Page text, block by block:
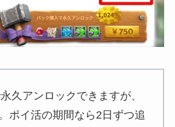
久アンロックできますが、
ポイ活の期間なら2日ずつ追